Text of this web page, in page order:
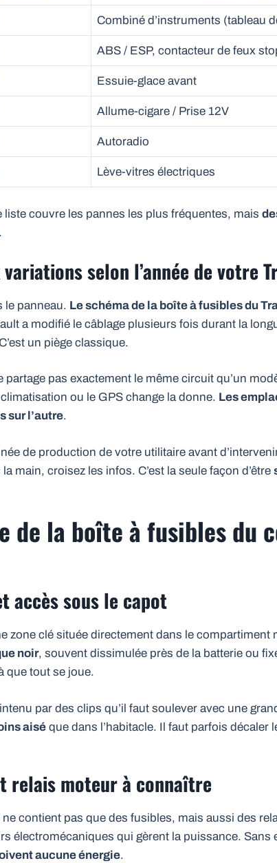
Combiné d’instruments (tableau
ABS / ESP, contacteur de feux
Essuie-glace avant
Allume-cigare / Prise 12V
Autoradio
Lève-vitres électriques
liste couvre les pannes les plus fréquentes, mais
.
selon l’année de votre
le panneau. Le schéma de la boîte à fusibles du
a modifié le câblage plusieurs fois durant la
un piège classique.
partage pas exactement le même circuit qu’un
ou le GPS change la donne. Les
sur l’autre.
de production de votre utilitaire avant
main, croisez les infos. C’est la seule façon d’être
de la boîte à fusibles du
accès sous le capot
zone clé située directement dans le compartiment
noir, souvent dissimulée près de la batterie ou
que tout se joue.
par des clips qu’il faut soulever avec une
aisé que dans l’habitacle. Il faut parfois décaler
relais moteur à connaître
contient pas que des fusibles, mais aussi des
électromécaniques qui gèrent la puissance. Sans
aucune énergie.